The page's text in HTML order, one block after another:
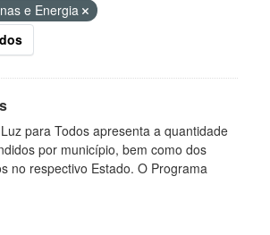
e Energia
para Todos apresenta a quantidade
por município, bem como dos
no respectivo Estado. O Programa